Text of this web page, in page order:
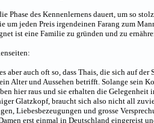
Phase des Kennenlernens dauert, um so
um jeden Preis irgendeinen Farang zum
ist eine Familie zu gründen und zu
aber auch oft so, dass Thais, die sich auf
Alter und Aussehen betrifft. Solange sein
hier raus und sie erhalten die
Glatzkopf, braucht sich also nicht all
Liebesbezeugungen und grosse
erst einmal in Deutschland eingereist